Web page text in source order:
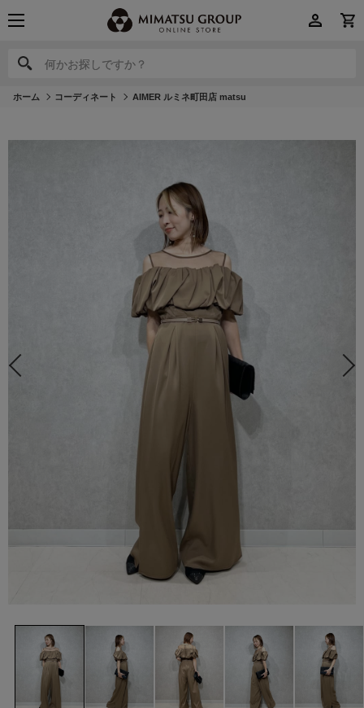
何かお探しですか？
何かお探しですか？
ホーム コーディネート AIMER ルミネ町田店 matsu